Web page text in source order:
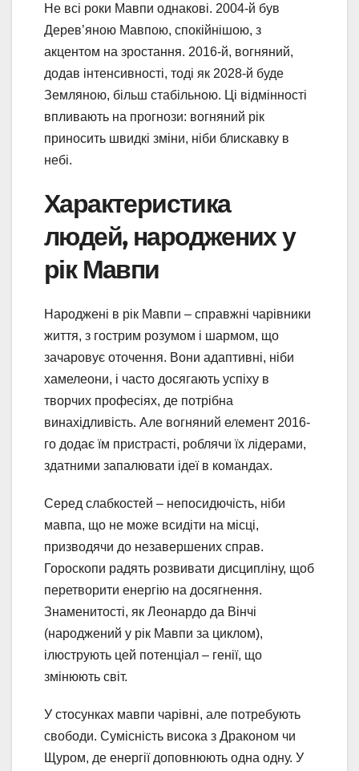
Не всі роки Мавпи однакові. 2004-й був
Дерев’яною Мавпою, спокійнішою, з
акцентом на зростання. 2016-й, вогняний,
додав інтенсивності, тоді як 2028-й буде
Земляною, більш стабільною. Ці відмінності
впливають на прогнози: вогняний рік
приносить швидкі зміни, ніби блискавку в
небі.
Характеристика
людей, народжених у
рік Мавпи
Народжені в рік Мавпи – справжні чарівники
життя, з гострим розумом і шармом, що
зачаровує оточення. Вони адаптивні, ніби
хамелеони, і часто досягають успіху в
творчих професіях, де потрібна
винахідливість. Але вогняний елемент 2016-
го додає їм пристрасті, роблячи їх лідерами,
здатними запалювати ідеї в командах.
Серед слабкостей – непосидючість, ніби
мавпа, що не може всидіти на місці,
призводячи до незавершених справ.
Гороскопи радять розвивати дисципліну, щоб
перетворити енергію на досягнення.
Знаменитості, як Леонардо да Вінчі
(народжений у рік Мавпи за циклом),
ілюструють цей потенціал – генії, що
змінюють світ.
У стосунках мавпи чарівні, але потребують
свободи. Сумісність висока з Драконом чи
Щуром, де енергії доповнюють одна одну. У